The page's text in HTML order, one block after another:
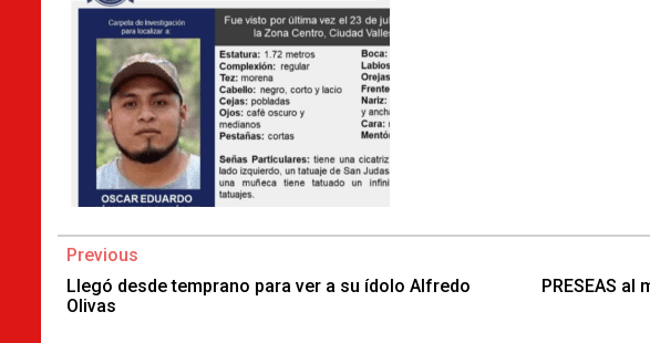
Continue
Reading
Previous
Llegó desde temprano para ver a su ídolo Alfredo
Olivas
PRESEAS